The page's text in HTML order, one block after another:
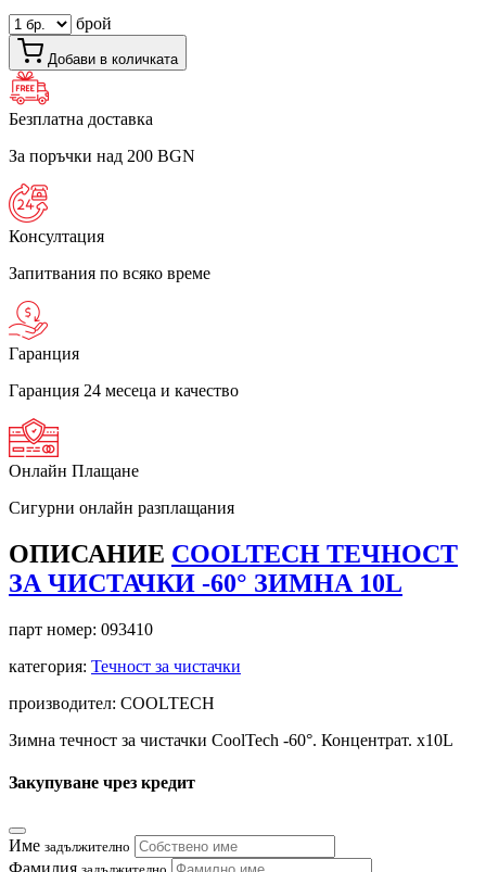
брой
Добави в количката
Безплатна доставка
За поръчки над 200 BGN
Консултация
Запитвания по всяко време
Гаранция
Гаранция 24 месеца и качество
Онлайн Плащане
Сигурни онлайн разплащания
ОПИСАНИЕ COOLTECH ТЕЧНОСТ
ЗА ЧИСТАЧКИ -60° ЗИМНА 10L
парт номер: 093410
категория: Течност за чистачки
производител: COOLTECH
Зимна течност за чистачки CoolTech -60°. Концентрат. x10L
Закупуване чрез кредит
Име задължително